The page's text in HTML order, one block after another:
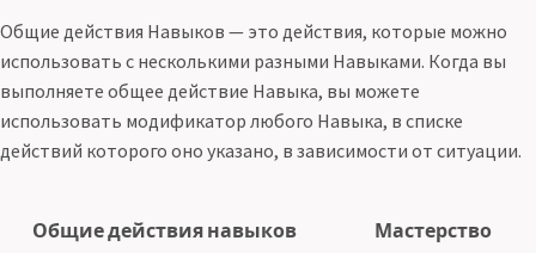
Общие действия Навыков — это действия, которые можно
использовать с несколькими разными Навыками. Когда вы
выполняете общее действие Навыка, вы можете
использовать модификатор любого Навыка, в списке
действий которого оно указано, в зависимости от ситуации.
Общие действия навыков Мастерство